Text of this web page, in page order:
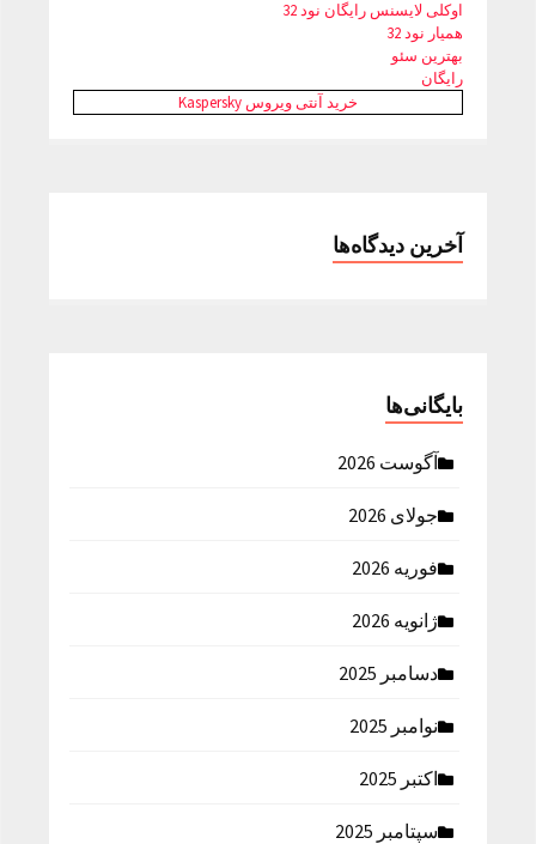
اوکلی لایسنس رایگان نود 32
همیار نود 32
بهترین سئو
رایگان
خرید آنتی ویروس Kaspersky
آخرین دیدگاه‌ها
بایگانی‌ها
آگوست 2026
جولای 2026
فوریه 2026
ژانویه 2026
دسامبر 2025
نوامبر 2025
اکتبر 2025
سپتامبر 2025